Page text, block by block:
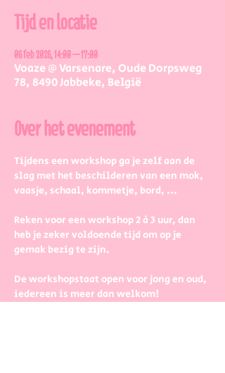
Tijd en locatie
06 feb 2026, 14:00 – 17:00
Voaze @ Varsenare, Oude Dorpsweg
78, 8490 Jabbeke, België
Over het evenement
Tijdens een workshop ga je zelf aan de
slag met het beschilderen van een mok,
vaasje, schaal, kommetje, bord, ...
Reken voor een workshop 2 à 3 uur, dan
heb je zeker voldoende tijd om op je
gemak bezig te zijn.
De workshopstaat open voor jong en oud,
iedereen is meer dan welkom!